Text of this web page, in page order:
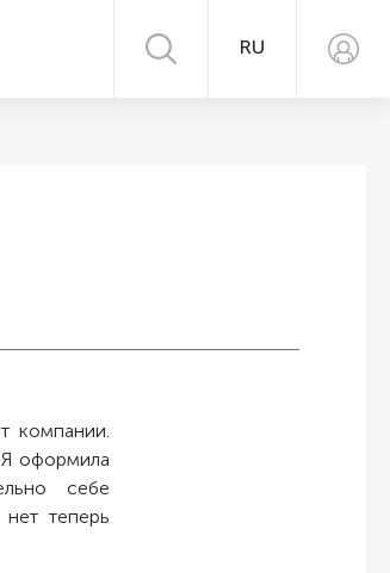
RU
компании.
Я оформила
себе
теперь